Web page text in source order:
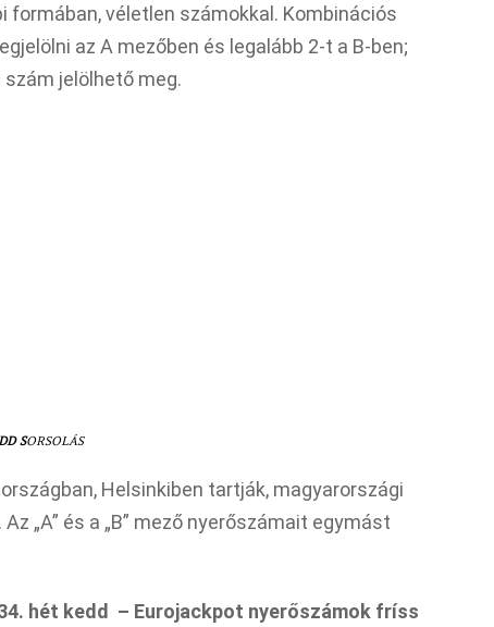
véletlen számokkal. Kombinációs
az A mezőben és legalább 2-t a B-ben;
jelölhető meg.
SORSOLÁS
Helsinkiben tartják, magyarországi
„A” és a „B” mező nyerőszámait egymást
hét kedd – Eurojackpot nyerőszámok fríss